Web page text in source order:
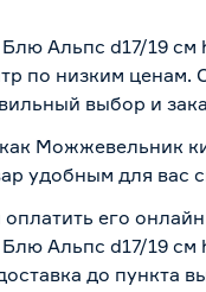
Альпс d17/19 см
по низким
выбор и
Можжевельник
удобным для вас
его
Альпс d17/19 см
до пункта